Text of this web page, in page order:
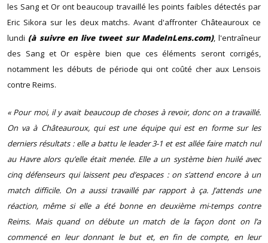
les Sang et Or ont beaucoup travaillé les points faibles détectés par
Eric Sikora sur les deux matchs. Avant d'affronter Châteauroux ce
lundi (à suivre en live tweet sur MadeInLens.com), l'entraîneur
des Sang et Or espère bien que ces éléments seront corrigés,
notamment les débuts de période qui ont coûté cher aux Lensois
contre Reims.
« Pour moi, il y avait beaucoup de choses à revoir, donc on a travaillé.
On va à Châteauroux, qui est une équipe qui est en forme sur les
derniers résultats : elle a battu le leader 3-1 et est allée faire match nul
au Havre alors qu’elle était menée. Elle a un système bien huilé avec
cinq défenseurs qui laissent peu d’espaces : on s’attend encore à un
match difficile. On a aussi travaillé par rapport à ça. J’attends une
réaction, même si elle a été bonne en deuxième mi-temps contre
Reims. Mais quand on débute un match de la façon dont on l’a
commencé en leur donnant le but et, en fin de compte, en leur